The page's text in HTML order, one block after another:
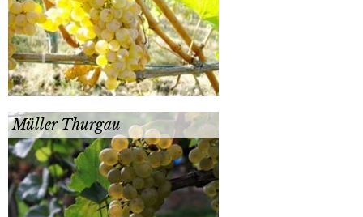
Müller Thurgau